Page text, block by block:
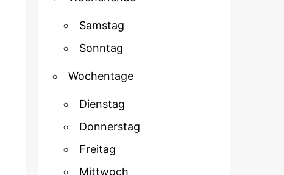
Samstag
Sonntag
Wochentage
Dienstag
Donnerstag
Freitag
Mittwoch